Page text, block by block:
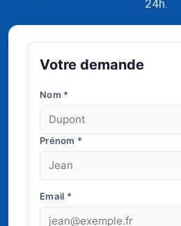
24h.
Votre demande
Nom *
Prénom *
Email *